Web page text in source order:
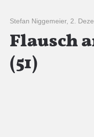
Stefan Niggemeier, 2.
Flausch
(51)